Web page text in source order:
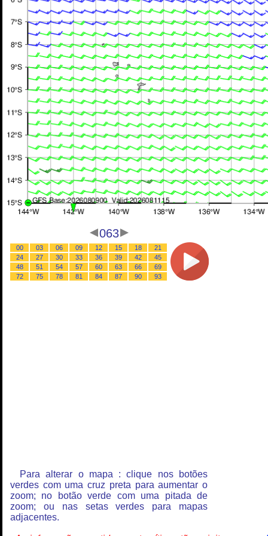
063
00 03 06 09 12 15 18
21
24
27 30 33 36 39 42
45
48
51 54 57 60 63 66
69
72
75 78 81 84 87 90 93
Para alterar o mapa : clique nos botões
verdes com uma cruz preta para aumentar o
zoom; no botão verde com uma pitada de
zoom; ou nas setas verdes para mapas
adjacentes.